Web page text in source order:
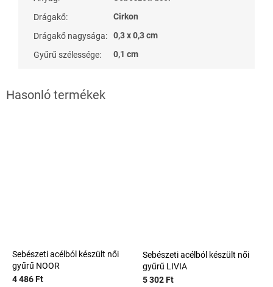
Drágakő:
Cirkon
Drágakő nagysága:
0,3 x 0,3 cm
Gyűrű szélessége: 0,1 cm
Sebészeti acélból készült női
gyűrű NOOR
4 486 Ft
Sebészeti acélból készült női
gyűrű LIVIA
5 302 Ft